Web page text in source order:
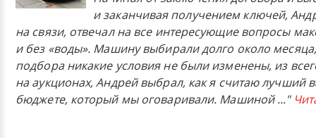
и заканчивая получением ключей,
на связи, отвечал на все интересующие вопросы
и без «воды». Машину выбирали долго около
подбора никакие условия не были изменены, из
на аукционах, Андрей выбрал, как я считаю лучший
бюджете, который мы оговаривали. Машиной..."